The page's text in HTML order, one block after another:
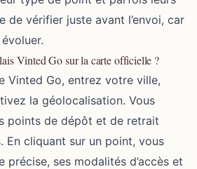
de vérifier juste avant l’envoi, car
Vinted Go sur la carte officielle ?
Vinted Go, entrez votre ville,
la géolocalisation. Vous
points de dépôt et de retrait
En cliquant sur un point, vous
précise, ses modalités d’accès et